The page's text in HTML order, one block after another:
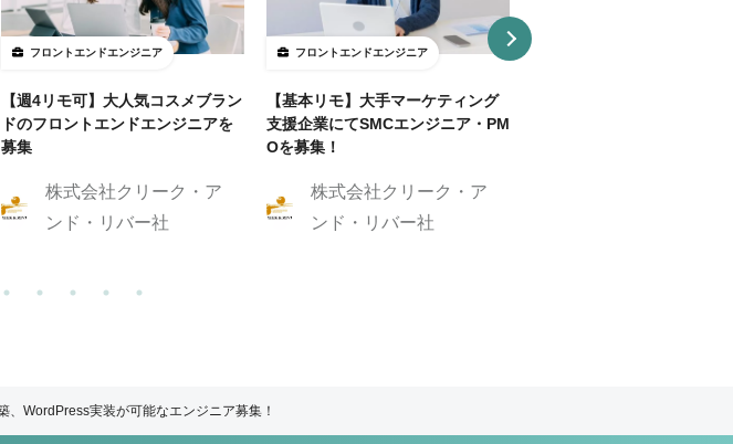
フロントエンドエンジニア
【週4リモ可】大人気コスメブラン
ドのフロントエンドエンジニアを
募集
株式会社クリーク・ア
ンド・リバー社
フロントエンドエンジニア
【基本リモ】大手マーケティング
支援企業にてSMCエンジニア・PM
Oを募集！
株式会社クリーク・ア
ンド・リバー社
WordPress実装が可能なエンジニア募集！